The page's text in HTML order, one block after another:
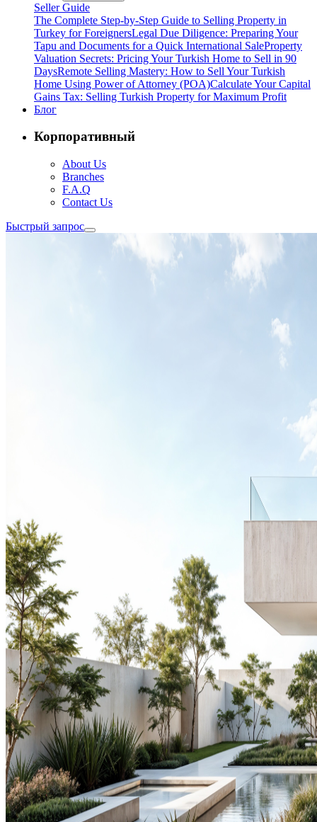
Seller Guide
The Complete Step-by-Step Guide to Selling Property in
Turkey for ForeignersLegal Due Diligence: Preparing Your
Tapu and Documents for a Quick International SaleProperty
Valuation Secrets: Pricing Your Turkish Home to Sell in 90
DaysRemote Selling Mastery: How to Sell Your Turkish
Home Using Power of Attorney (POA)Calculate Your Capital
Gains Tax: Selling Turkish Property for Maximum Profit
Блог
Корпоративный
About Us
Branches
F.A.Q
Contact Us
Быстрый запрос